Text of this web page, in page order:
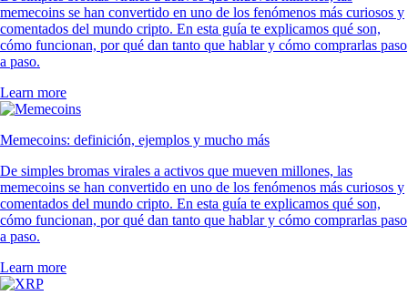
memecoins se han convertido en uno de los fenómenos más curiosos y
comentados del mundo cripto. En esta guía te explicamos qué son,
cómo funcionan, por qué dan tanto que hablar y cómo comprarlas paso
a paso.
Learn more
Memecoins: definición, ejemplos y mucho más
De simples bromas virales a activos que mueven millones, las
memecoins se han convertido en uno de los fenómenos más curiosos y
comentados del mundo cripto. En esta guía te explicamos qué son,
cómo funcionan, por qué dan tanto que hablar y cómo comprarlas paso
a paso.
Learn more